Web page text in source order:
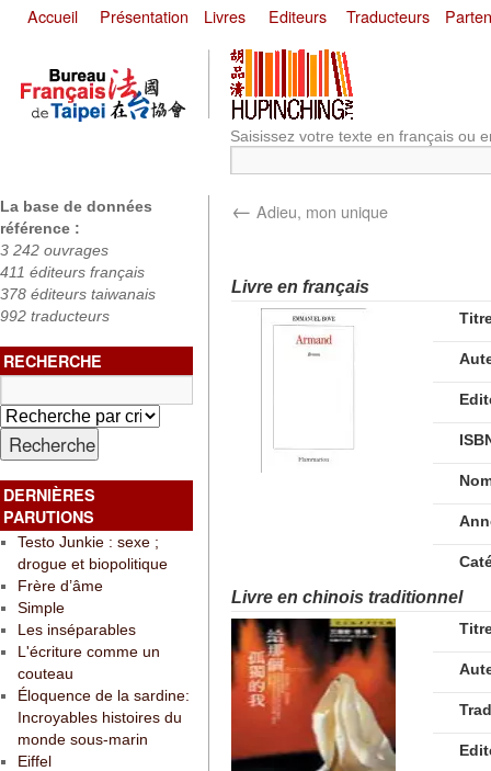
Accueil Présentation Livres Editeurs Traducteurs
Saisissez votre texte en français ou
La base de données
référence :
3 242 ouvrages
411 éditeurs français
378 éditeurs taiwanais
992 traducteurs
RECHERCHE
DERNIÈRES
PARUTIONS
Testo Junkie : sexe ;
drogue et biopolitique
Frère d’âme
Simple
Les inséparables
L'écriture comme un
couteau
Éloquence de la sardine:
Incroyables histoires du
monde sous-marin
Eiffel
← Adieu, mon unique
Livre en français
Livre en chinois traditionnel